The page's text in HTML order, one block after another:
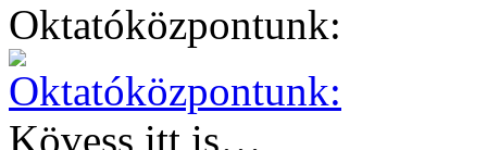
Oktatóközpontunk:
Kövess itt is…